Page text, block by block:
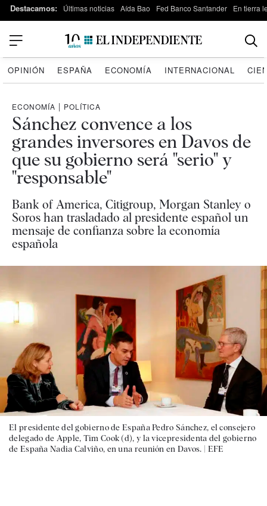
Destacamos: Últimas noticias Aída Bao Fed Banco Santander En tierra
OPINIÓN ESPAÑA ECONOMÍA INTERNACIONAL
ECONOMÍA | POLÍTICA
Sánchez convence a los
grandes inversores en Davos de
que su gobierno será "serio" y
"responsable"
Bank of America, Citigroup, Morgan Stanley o
Soros han trasladado al presidente español un
mensaje de confianza sobre la economía
española
El presidente del gobierno de España Pedro Sánchez, el consejero
delegado de Apple, Tim Cook (d), y la vicepresidenta del gobierno
de España Nadia Calviño, en una reunión en Davos. | EFE